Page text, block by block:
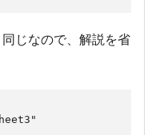
じなので、解説を省